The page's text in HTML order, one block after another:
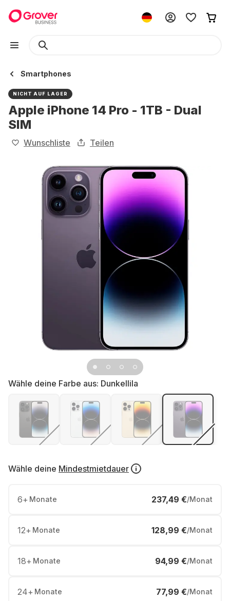
Smartphones
NICHT AUF LAGER
Apple iPhone 14 Pro - 1TB - Dual
SIM
Wunschliste Teilen
Wähle deine Farbe aus: Dunkellila
Wähle deine Mindestmietdauer
6+ Monate 237,49 €/Monat
12+ Monate 128,99 €/Monat
18+ Monate 94,99 €/Monat
24+ Monate 77,99 €/Monat